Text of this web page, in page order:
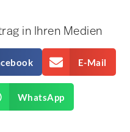
in Ihren Medien
E-Mail
WhatsApp